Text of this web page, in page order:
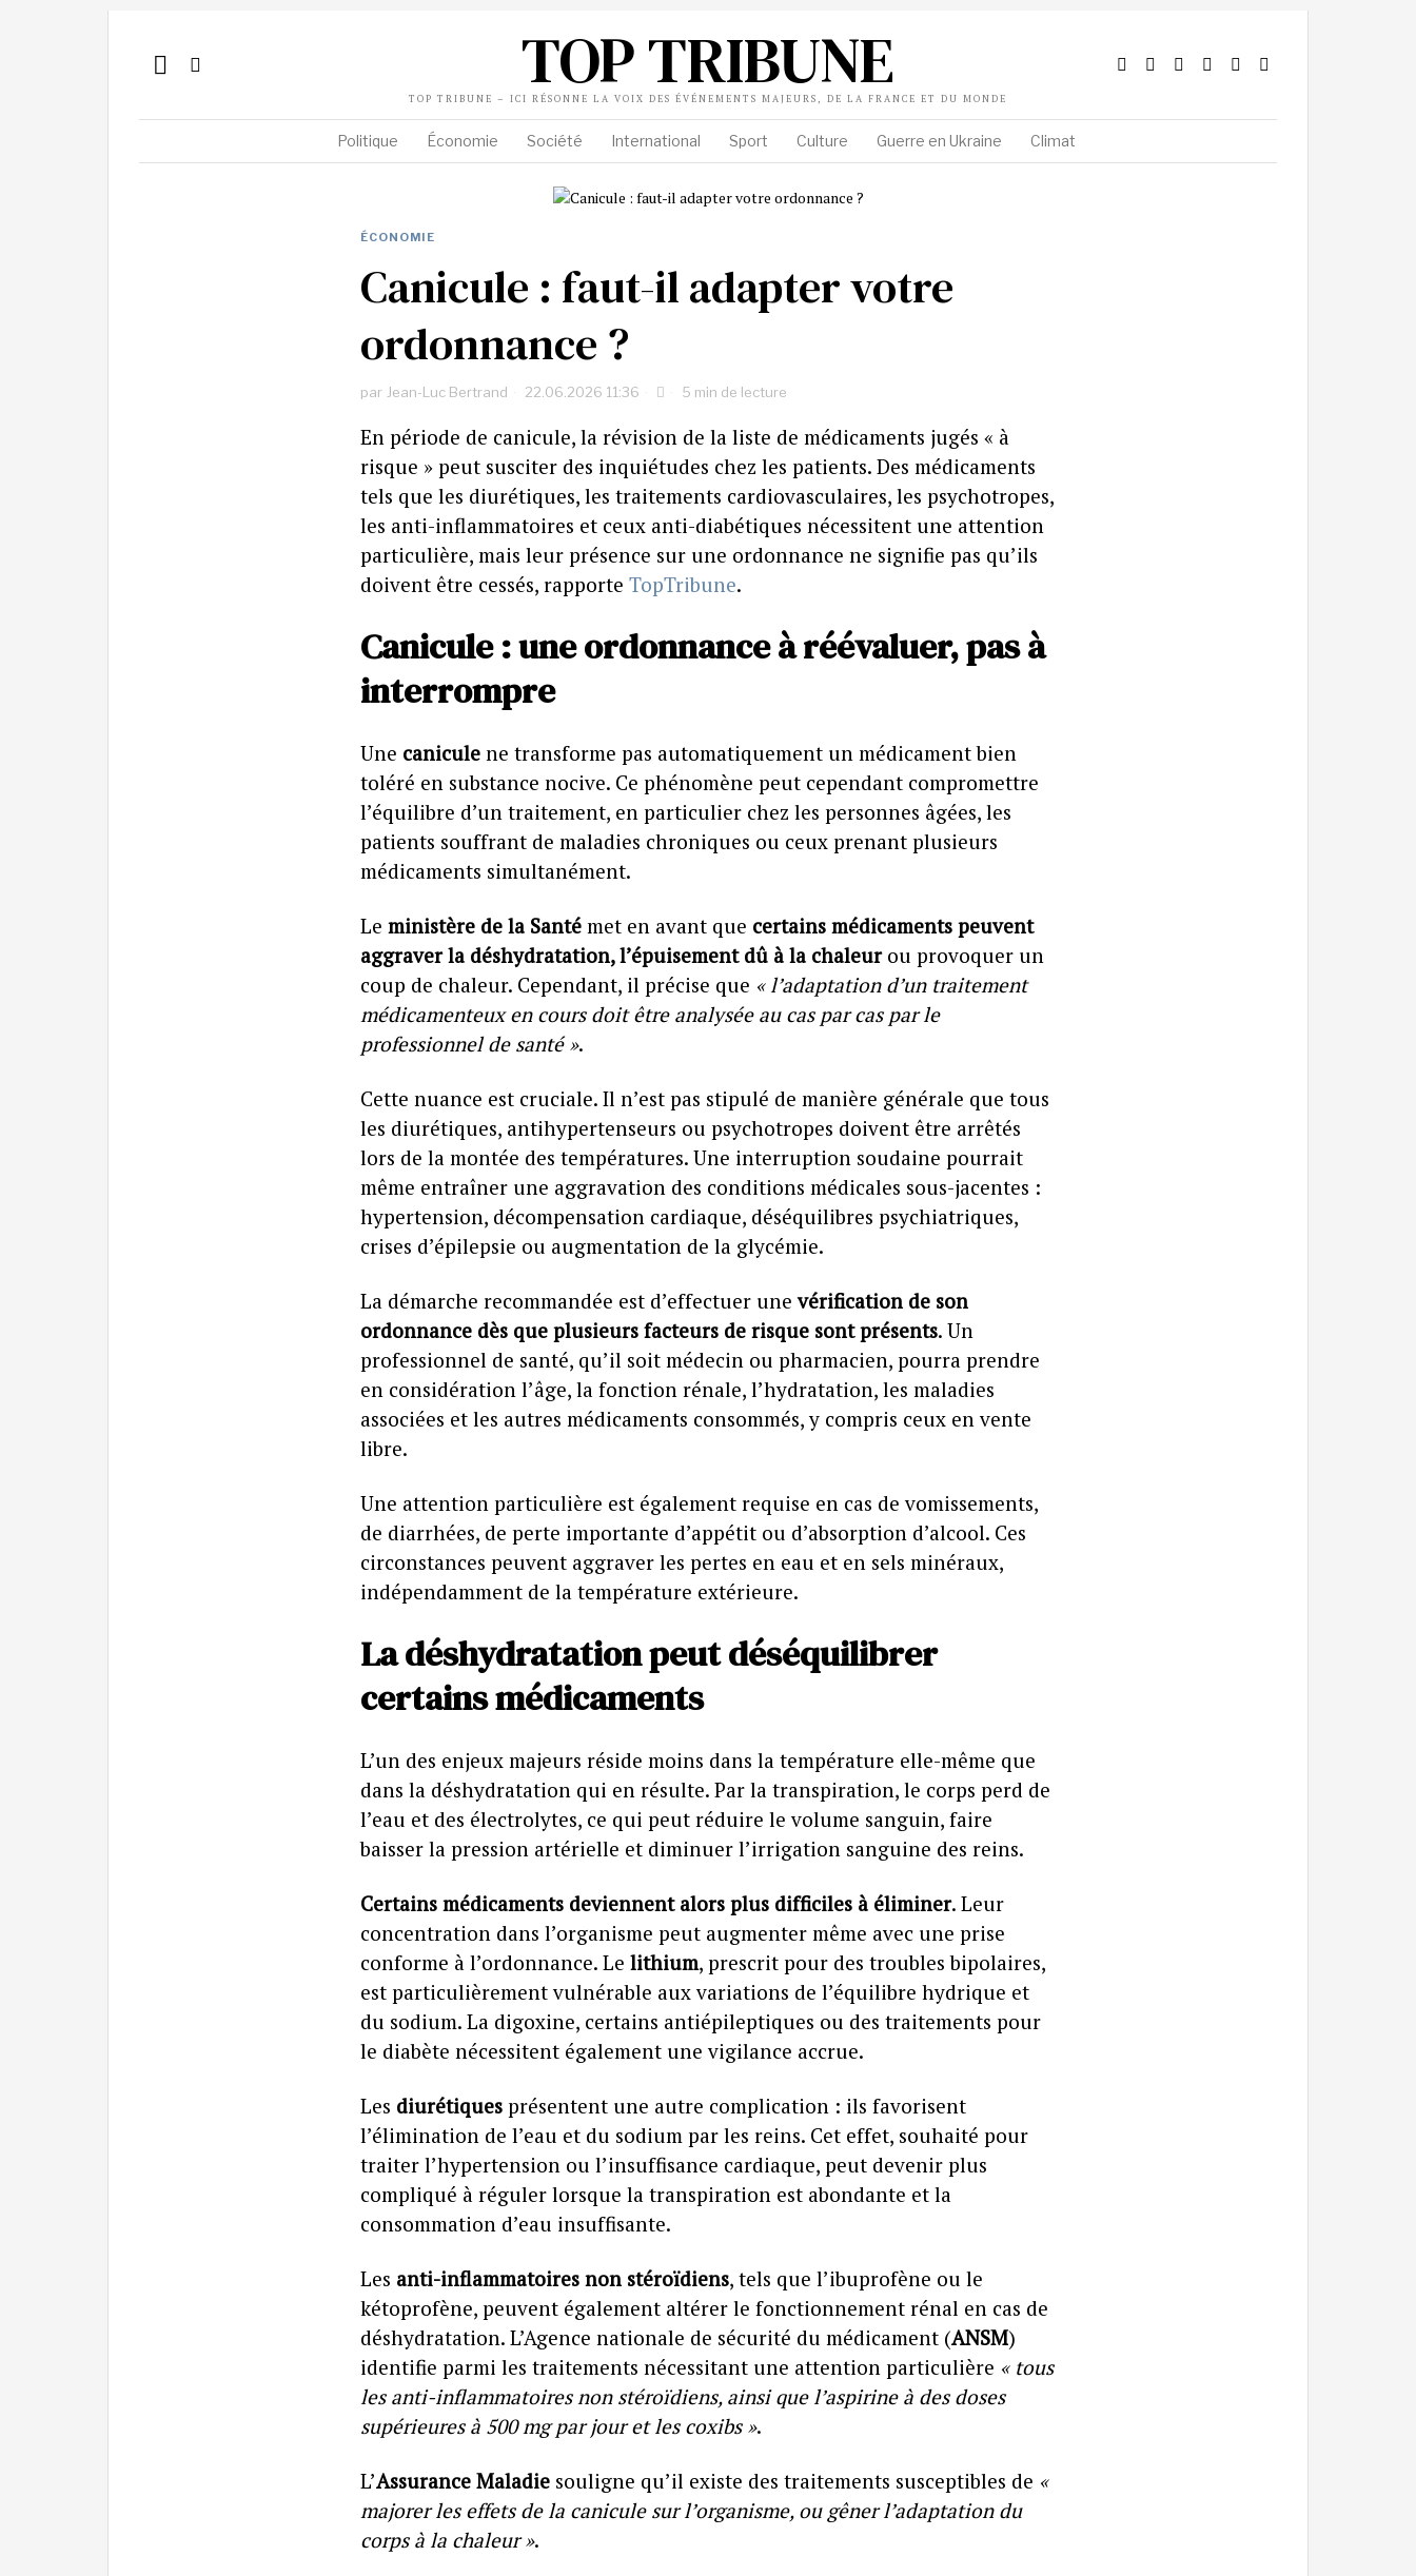
TOP TRIBUNE
TOP TRIBUNE – ICI RÉSONNE LA VOIX DES ÉVÉNEMENTS MAJEURS, DE LA FRANCE ET DU MONDE
Politique Économie Société International Sport Culture Guerre en Ukraine Climat
ÉCONOMIE
Canicule : faut-il adapter votre
ordonnance ?
par Jean-Luc Bertrand 22.06.2026 11:36 5 min de lecture
En période de canicule, la révision de la liste de médicaments jugés « à
risque » peut susciter des inquiétudes chez les patients. Des médicaments
tels que les diurétiques, les traitements cardiovasculaires, les psychotropes,
les anti-inflammatoires et ceux anti-diabétiques nécessitent une attention
particulière, mais leur présence sur une ordonnance ne signifie pas qu’ils
doivent être cessés, rapporte TopTribune.
Canicule : une ordonnance à réévaluer, pas à
interrompre
Une canicule ne transforme pas automatiquement un médicament bien
toléré en substance nocive. Ce phénomène peut cependant compromettre
l’équilibre d’un traitement, en particulier chez les personnes âgées, les
patients souffrant de maladies chroniques ou ceux prenant plusieurs
médicaments simultanément.
Le ministère de la Santé met en avant que certains médicaments peuvent
aggraver la déshydratation, l’épuisement dû à la chaleurou provoquer un
coup de chaleur. Cependant, il précise que « l’adaptation d’un traitement
médicamenteux en cours doit être analysée au cas par cas par le
professionnel de santé ».
Cette nuance est cruciale. Il n’est pas stipulé de manière générale que tous
les diurétiques, antihypertenseurs ou psychotropes doivent être arrêtés
lors de la montée des températures. Une interruption soudaine pourrait
même entraîner une aggravation des conditions médicales sous-jacentes :
hypertension, décompensation cardiaque, déséquilibres psychiatriques,
crises d’épilepsie ou augmentation de la glycémie.
La démarche recommandée est d’effectuer unevérification de son
ordonnance dès que plusieurs facteurs de risque sont présents. Un
professionnel de santé, qu’il soit médecin ou pharmacien, pourra prendre
en considération l’âge, la fonction rénale, l’hydratation, les maladies
associées et les autres médicaments consommés, y compris ceux en vente
libre.
Une attention particulière est également requise en cas de vomissements,
de diarrhées, de perte importante d’appétit ou d’absorption d’alcool. Ces
circonstances peuvent aggraver les pertes en eau et en sels minéraux,
indépendamment de la température extérieure.
La déshydratation peut déséquilibrer
certains médicaments
L’un des enjeux majeurs réside moins dans la température elle-même que
dans la déshydratation qui en résulte. Par la transpiration, le corps perd de
l’eau et des électrolytes, ce qui peut réduire le volume sanguin, faire
baisser la pression artérielle et diminuer l’irrigation sanguine des reins.
Certains médicaments deviennent alors plus difficiles à éliminer. Leur
concentration dans l’organisme peut augmenter même avec une prise
conforme à l’ordonnance. Le lithium, prescrit pour des troubles bipolaires,
est particulièrement vulnérable aux variations de l’équilibre hydrique et
du sodium. La digoxine, certains antiépileptiques ou des traitements pour
le diabète nécessitent également une vigilance accrue.
Les diurétiques présentent une autre complication : ils favorisent
l’élimination de l’eau et du sodium par les reins. Cet effet, souhaité pour
traiter l’hypertension ou l’insuffisance cardiaque, peut devenir plus
compliqué à réguler lorsque la transpiration est abondante et la
consommation d’eau insuffisante.
Les anti-inflammatoires non stéroïdiens, tels que l’ibuprofène ou le
kétoprofène, peuvent également altérer le fonctionnement rénal en cas de
déshydratation. L’Agence nationale de sécurité du médicament (ANSM)
identifie parmi les traitements nécessitant une attention particulière « tous
les anti-inflammatoires non stéroïdiens, ainsi que l’aspirine à des doses
supérieures à 500 mg par jour et les coxibs ».
L’Assurance Maladie souligne qu’il existe des traitements susceptibles de «
majorer les effets de la canicule sur l’organisme, ou gêner l’adaptation du
corps à la chaleur ».